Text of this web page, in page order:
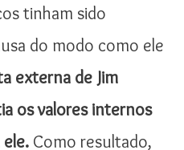
tinham sido
do modo como ele
externa de Jim
os valores internos
Como resultado,